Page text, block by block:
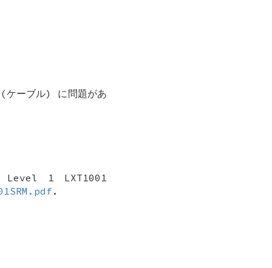
(ケーブル) に問題があ
Level 1 LXT1001
.